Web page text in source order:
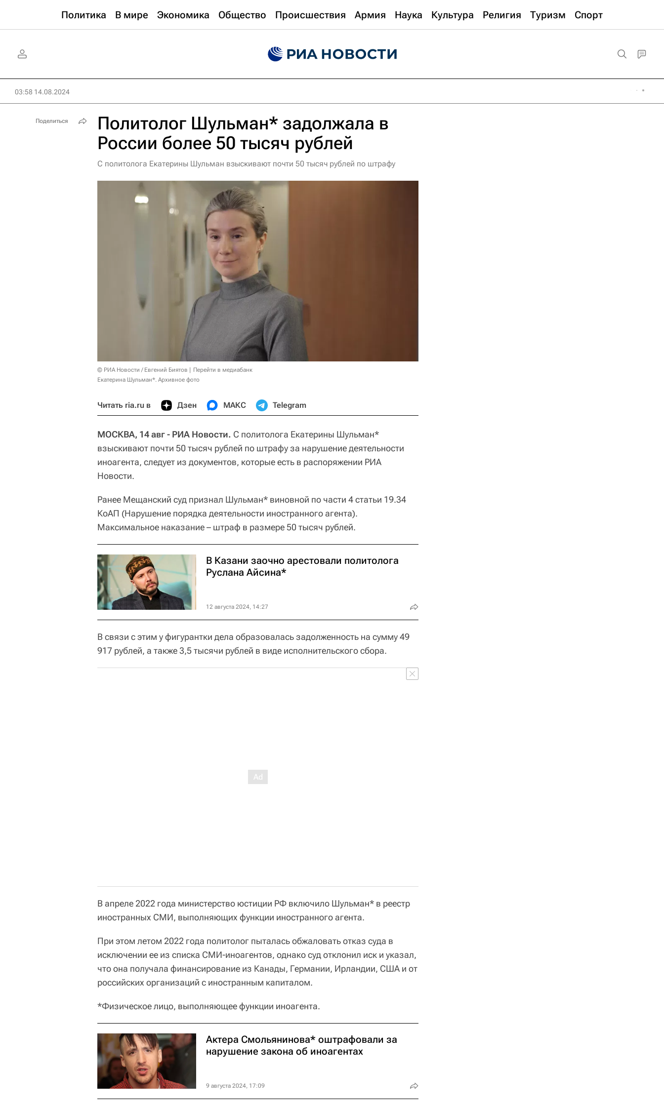
Политика В мире Экономика Общество Происшествия Армия Наука Культура Религия Туризм Спорт
03:58 14.08.2024
Политолог Шульман* задолжала в
России более 50 тысяч рублей
С политолога Екатерины Шульман взыскивают почти 50 тысяч рублей по штрафу
© РИА Новости / Евгений Биятов
Перейти в медиабанк
Екатерина Шульман*. Архивное фото
Читать ria.ru в Дзен МАКС Telegram
МОСКВА, 14 авг - РИА Новости. С политолога Екатерины Шульман*
взыскивают почти 50 тысяч рублей по штрафу за нарушение деятельности
иноагента, следует из документов, которые есть в распоряжении РИА
Новости.
Ранее Мещанский суд признал Шульман* виновной по части 4 статьи 19.34
КоАП (Нарушение порядка деятельности иностранного агента).
Максимальное наказание – штраф в размере 50 тысяч рублей.
В Казани заочно арестовали политолога
Руслана Айсина*
12 августа 2024, 14:27
В связи с этим у фигурантки дела образовалась задолженность на сумму 49
917 рублей, а также 3,5 тысячи рублей в виде исполнительского сбора.
В апреле 2022 года министерство юстиции РФ включило Шульман* в реестр
иностранных СМИ, выполняющих функции иностранного агента.
При этом летом 2022 года политолог пыталась обжаловать отказ суда в
исключении ее из списка СМИ-иноагентов, однако суд отклонил иск и указал,
что она получала финансирование из Канады, Германии, Ирландии, США и от
российских организаций с иностранным капиталом.
*Физическое лицо, выполняющее функции иноагента.
Актера Смольянинова* оштрафовали за
нарушение закона об иноагентах
9 августа 2024, 17:09
Поделиться